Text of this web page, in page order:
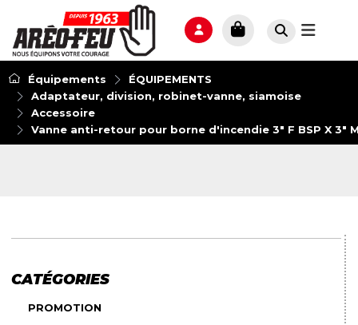
Équipements
ÉQUIPEMENTS
Adaptateur, division, robinet-vanne, siamoise
Accessoire
Vanne anti-retour pour borne d'incendie 3" F BSP X 3"
CATÉGORIES
PROMOTION